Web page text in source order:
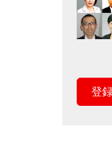
登